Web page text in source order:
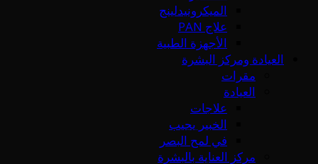
الميكرونيدلينج
علاج PAN
الأجهزة الطبية
العيادة ومركز البشرة
مقرات
العيادة
علاجات
الخبير يجيب
في لمح البصر
مركز العناية بالبشرة